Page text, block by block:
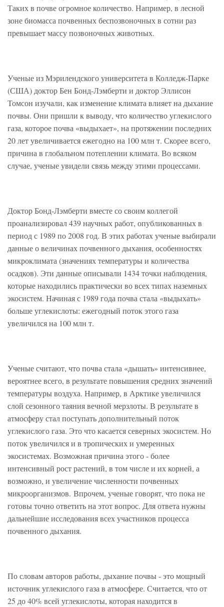
Таких в почве огромное количество. Например, в лесной
зоне биомасса почвенных беспозвоночных в сотни раз
превышает массу позвоночных животных.
Ученые из Мэрилендского университета в Колледж-Парке
(США) доктор Бен Бонд-Лэмберти и доктор Эллисон
Томсон изучали, как изменение климата влияет на дыхание
почвы. Они пришли к выводу, что количество углекислого
газа, которое почва «выдыхает», на протяжении последних
20 лет увеличивается ежегодно на 100 млн т. Скорее всего,
причина в глобальном потеплении климата. Во всяком
случае, ученые увидели связь между этими процессами.
Доктор Бонд-Лэмберти вместе со своим коллегой
проанализировал 439 научных работ, опубликованных в
период с 1989 по 2008 год. В этих работах ученые выбирали
данные о величинах почвенного дыхания, особенностях
микроклимата (значениях температуры и количества
осадков). Эти данные описывали 1434 точки наблюдения,
которые находились практически во всех типах наземных
экосистем. Начиная с 1989 года почва стала «выдыхать»
больше углекислоты: ежегодный поток этого газа
увеличился на 100 млн т.
Ученые считают, что почва стала «дышать» интенсивнее,
вероятнее всего, в результате повышения средних значений
температуры воздуха. Например, в Арктике увеличился
слой сезонного таяния вечной мерзлоты. В результате в
атмосферу стал поступать дополнительный поток
углекислого газа. Это что касается северных экосистем. Но
поток увеличился и в тропических и умеренных
экосистемах. Возможная причина этого - более
интенсивный рост растений, в том числе и их корней, а
возможно, и увеличение численности почвенных
микроорганизмов. Впрочем, ученые говорят, что пока не
готовы точно ответить на этот вопрос. Для ответа нужны
дальнейшие исследования всех участников процесса
почвенного дыхания.
По словам авторов работы, дыхание почвы - это мощный
источник углекислого газа в атмосфере. Считается, что от
25 до 40% всей углекислоты, которая находится в